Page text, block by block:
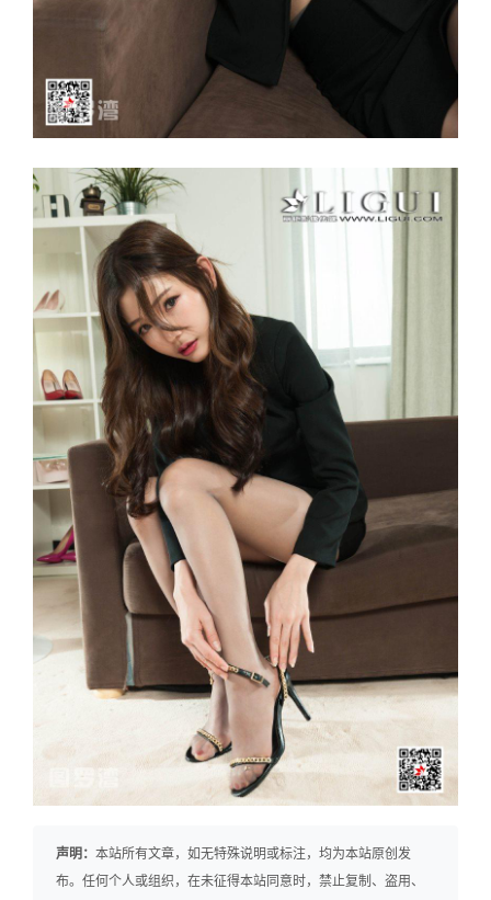
声明： 本站所有文章，如无特殊说明或标注，均为本站原创发
布。任何个人或组织，在未征得本站同意时，禁止复制、盗用、